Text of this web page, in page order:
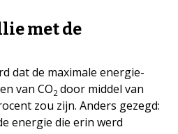
met de
dat de maximale energie-
van CO2 door middel van
zou zijn. Anders gezegd:
energie die erin werd